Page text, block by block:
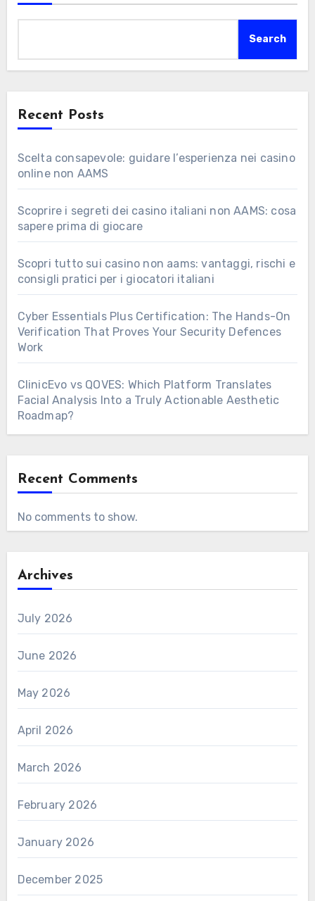
Search
Recent Posts
Scelta consapevole: guidare l’esperienza nei casino
online non AAMS
Scoprire i segreti dei casino italiani non AAMS: cosa
sapere prima di giocare
Scopri tutto sui casino non aams: vantaggi, rischi e
consigli pratici per i giocatori italiani
Cyber Essentials Plus Certification: The Hands-On
Verification That Proves Your Security Defences
Work
ClinicEvo vs QOVES: Which Platform Translates
Facial Analysis Into a Truly Actionable Aesthetic
Roadmap?
Recent Comments
No comments to show.
Archives
July 2026
June 2026
May 2026
April 2026
March 2026
February 2026
January 2026
December 2025